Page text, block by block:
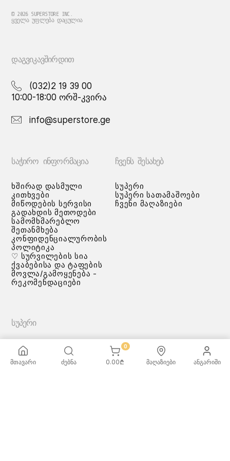
be
chosen
page
© 2026 SUPERSTORE INC.
ᲧᲕᲔᲚᲐ ᲣᲤᲚᲔᲑᲐ ᲓᲐᲪᲣᲚᲘᲐ
ᲓᲐᲒᲕᲘᲙᲐᲕᲨᲘᲠᲓᲘᲗ
(032)2 19 39 00
10:00-18:00 ორშ-კვირა
info@superstore.ge
ᲡᲐᲭᲘᲠᲝ ᲘᲜᲤᲝᲠᲛᲐᲪᲘᲐ
ხშირად დასმული
კითხვები
მიწოდების სერვისი
გადახდის მეთოდები
სამომხმარებლო
შეთანმხება
კონფიდენციალურობის
პოლიტიკა
♡ სურვილების სია
ქვაბებისა და ტაფების
მოვლა/გამოყენება -
რეკომენდაციები
ᲩᲕᲔᲜᲡ ᲨᲔᲡᲐᲮᲔᲑ
სუპერი
სუპერი სათამაშოები
ჩვენი მაღაზიები
ᲡᲣᲞᲔᲠᲘ
მთავარი ძებნა
0
0.00₾ მაღაზიები ანგარიში